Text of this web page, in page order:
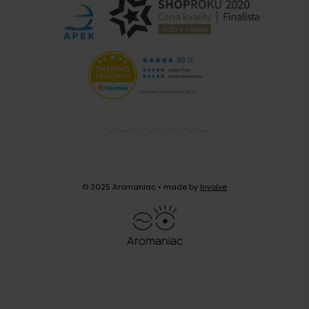
© 2025 Aromaniac • made by Involve